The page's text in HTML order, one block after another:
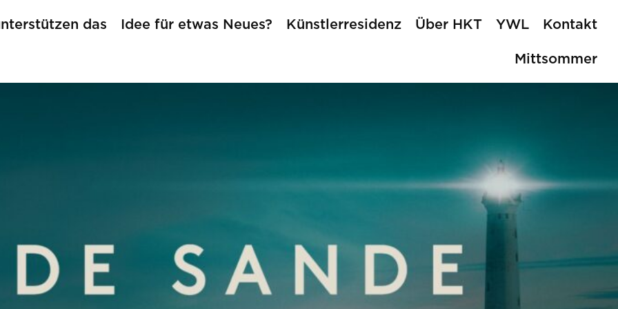
das Idee für etwas Neues? Künstlerresidenz Über HKT YWL Kontakt
Mittsommer